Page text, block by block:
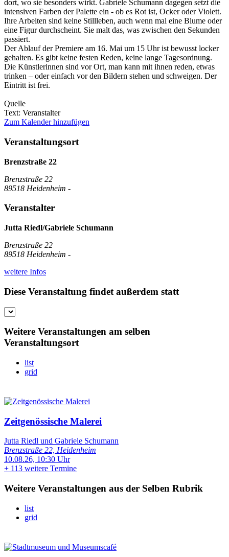
dort, wo sie besonders wirkt. Gabriele Schumann dagegen setzt die
intensiven Farben der Palette ein - ob es Rot ist, Ocker oder Violett.
Ihre Arbeiten sind keine Stillleben, auch wenn mal eine Blume oder
eine Figur durchscheint. Sie malt das, was zwischen den Sekunden
passiert.
Der Ablauf der Premiere am 16. Mai um 15 Uhr ist bewusst locker
gehalten. Es gibt keine festen Reden, keine lange Tagesordnung.
Die Künstlerinnen sind vor Ort, man kann mit ihnen reden, etwas
trinken – oder einfach vor den Bildern stehen und schweigen. Der
Eintritt ist frei.
Quelle
Text: Veranstalter
Zum Kalender hinzufügen
Veranstaltungsort
Brenzstraße 22
Brenzstraße 22
89518 Heidenheim -
Veranstalter
Jutta Riedl/Gabriele Schumann
Brenzstraße 22
89518 Heidenheim -
weitere Infos
Diese Veranstaltung findet außerdem statt
Weitere Veranstaltungen am selben
Veranstaltungsort
list
grid
Zeitgenössische Malerei
Jutta Riedl und Gabriele Schumann
Brenzstraße 22, Heidenheim
10.08.26, 10:30 Uhr
+ 113 weitere Termine
Weitere Veranstaltungen aus der Selben Rubrik
list
grid